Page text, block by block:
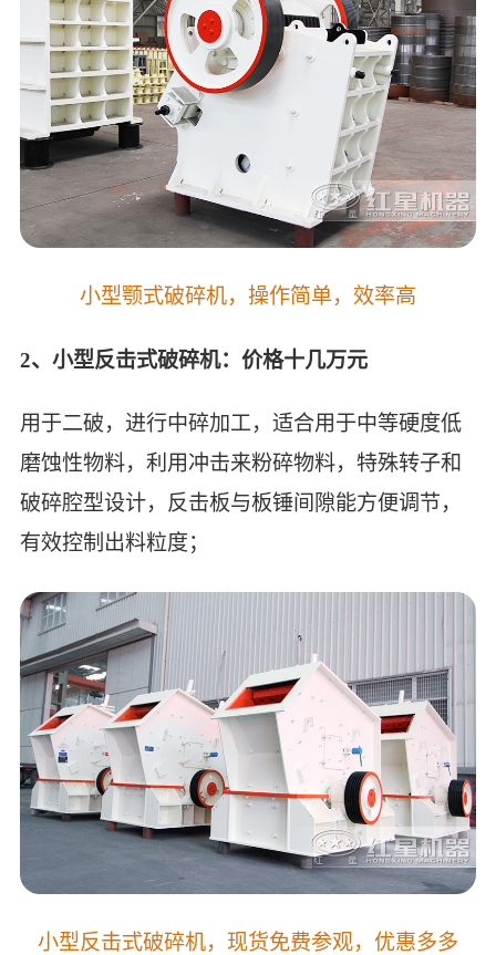
小型颚式破碎机，操作简单，效率高
2、小型反击式破碎机：价格十几万元
用于二破，进行中碎加工，适合用于中等硬度低
磨蚀性物料，利用冲击来粉碎物料，特殊转子和
破碎腔型设计，反击板与板锤间隙能方便调节，
有效控制出料粒度；
小型反击式破碎机，现货免费参观，优惠多多